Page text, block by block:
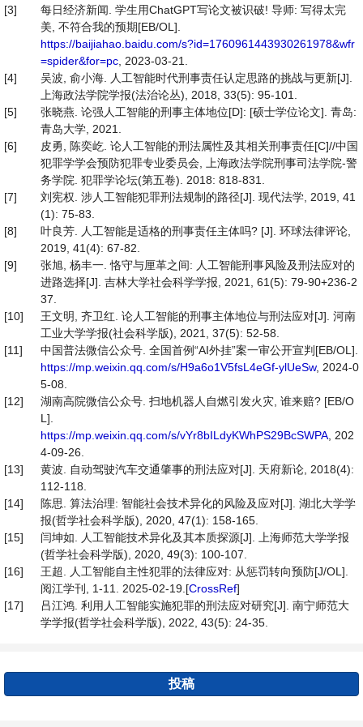
[3]
每日经济新闻. 学生用ChatGPT写论文被识破! 导师: 写得太完
美, 不符合我的预期[EB/OL].
https://baijiahao.baidu.com/s?id=1760961443930261978&wfr
=spider&for=pc , 2023-03-21.
[4]
吴波, 俞小海. 人工智能时代刑事责任认定思路的挑战与更新[J].
上海政法学院学报(法治论丛), 2018, 33(5): 95-101.
[5]
张晓燕. 论强人工智能的刑事主体地位[D]: [硕士学位论文]. 青岛:
青岛大学, 2021.
[6]
皮勇, 陈奕屹. 论人工智能的刑法属性及其相关刑事责任[C]//中国
犯罪学学会预防犯罪专业委员会, 上海政法学院刑事司法学院-警
务学院. 犯罪学论坛(第五卷). 2018: 818-831.
[7]
刘宪权. 涉人工智能犯罪刑法规制的路径[J]. 现代法学, 2019, 41
(1): 75-83.
[8]
叶良芳. 人工智能是适格的刑事责任主体吗? [J]. 环球法律评论,
2019, 41(4): 67-82.
[9]
张旭, 杨丰一. 恪守与厘革之间: 人工智能刑事风险及刑法应对的
进路选择[J]. 吉林大学社会科学学报, 2021, 61(5): 79-90+236-2
37.
[10]
王文明, 齐卫红. 论人工智能的刑事主体地位与刑法应对[J]. 河南
工业大学学报(社会科学版), 2021, 37(5): 52-58.
[11]
中国普法微信公众号. 全国首例“AI外挂”案一审公开宣判[EB/OL].
https://mp.weixin.qq.com/s/H9a6o1V5fsL4eGf-ylUeSw, 2024-0
5-08.
[12]
湖南高院微信公众号. 扫地机器人自燃引发火灾, 谁来赔? [EB/O
L].
https://mp.weixin.qq.com/s/vYr8bILdyKWhPS29BcSWPA , 202
4-09-26.
[13]
黄波. 自动驾驶汽车交通肇事的刑法应对[J]. 天府新论, 2018(4):
112-118.
[14]
陈思. 算法治理: 智能社会技术异化的风险及应对[J]. 湖北大学学
报(哲学社会科学版), 2020, 47(1): 158-165.
[15]
闫坤如. 人工智能技术异化及其本质探源[J]. 上海师范大学学报
(哲学社会科学版), 2020, 49(3): 100-107.
[16]
王超. 人工智能自主性犯罪的法律应对: 从惩罚转向预防[J/OL].
阅江学刊, 1-11. 2025-02-19.[CrossRef]
[17]
吕江鸿. 利用人工智能实施犯罪的刑法应对研究[J]. 南宁师范大
学学报(哲学社会科学版), 2022, 43(5): 24-35.
投稿